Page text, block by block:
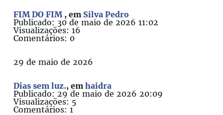
FIM DO FIM , em Silva Pedro
Publicado: 30 de maio de 2026 11:02
Visualizações: 16
Comentários: 0
29 de maio de 2026
Dias sem luz., emhaidra
Publicado: 29 de maio de 2026 20:09
Visualizações: 5
Comentários: 1